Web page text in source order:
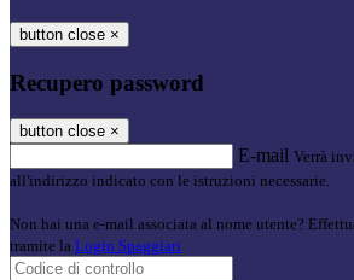
button close ×
Recupero password
button close ×
E-mail Verrà
all'indirizzo indicato con le istruzioni necessarie.
Non hai una e-mail associata al nome utente?
tramite la Login Spaggiari